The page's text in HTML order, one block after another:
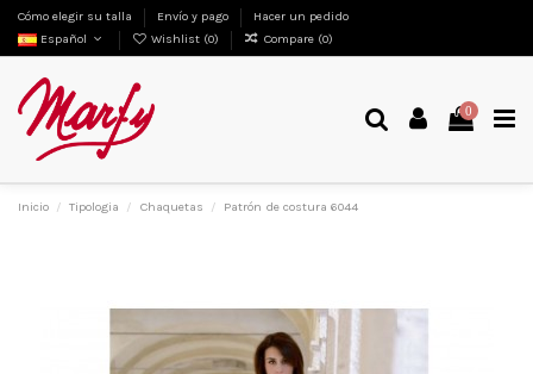
Cómo elegir su talla Envío y pago
Hacer un pedido
Español
Wishlist (0) Compare (0)
0
Inicio Tipologia Chaquetas Patrón de costura 6044